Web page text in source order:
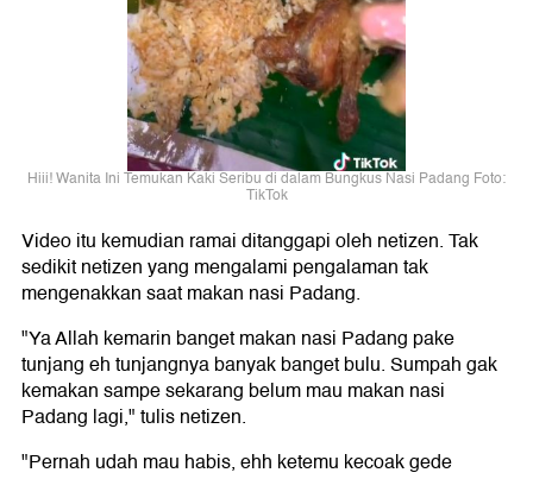
Hiii! Wanita Ini Temukan Kaki Seribu di dalam Bungkus Nasi Padang Foto:
TikTok
Video itu kemudian ramai ditanggapi oleh netizen. Tak
sedikit netizen yang mengalami pengalaman tak
mengenakkan saat makan nasi Padang.
"Ya Allah kemarin banget makan nasi Padang pake
tunjang eh tunjangnya banyak banget bulu. Sumpah gak
kemakan sampe sekarang belum mau makan nasi
Padang lagi," tulis netizen.
"Pernah udah mau habis, ehh ketemu kecoak gede